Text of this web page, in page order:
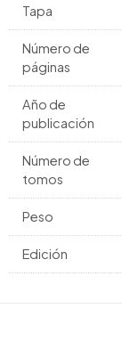
Tapa
Número de
páginas
Año de
publicación
Número de
tomos
Peso
Edición